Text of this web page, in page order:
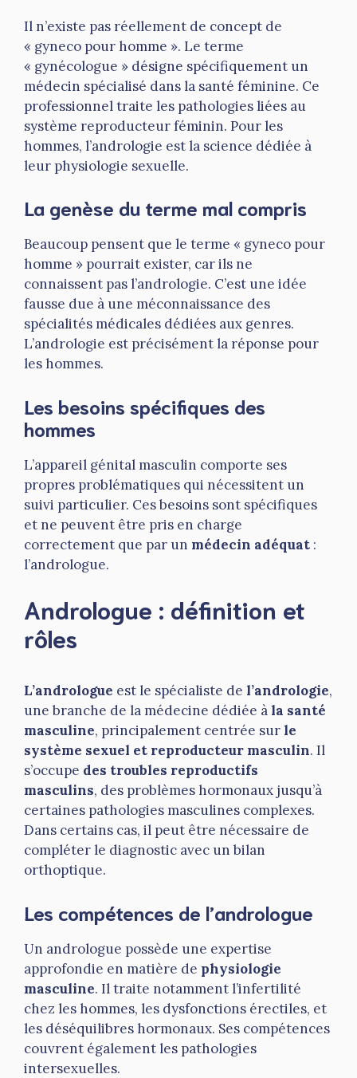
Il n’existe pas réellement de concept de
« gyneco pour homme ». Le terme
« gynécologue » désigne spécifiquement un
médecin spécialisé dans la santé féminine. Ce
professionnel traite les pathologies liées au
système reproducteur féminin. Pour les
hommes, l’andrologie est la science dédiée à
leur physiologie sexuelle.
La genèse du terme mal compris
Beaucoup pensent que le terme « gyneco pour
homme » pourrait exister, car ils ne
connaissent pas l’andrologie. C’est une idée
fausse due à une méconnaissance des
spécialités médicales dédiées aux genres.
L’andrologie est précisément la réponse pour
les hommes.
Les besoins spécifiques des
hommes
L’appareil génital masculin comporte ses
propres problématiques qui nécessitent un
suivi particulier. Ces besoins sont spécifiques
et ne peuvent être pris en charge
correctement que par un médecin adéquat :
l’andrologue.
Andrologue : définition et
rôles
L’andrologue est le spécialiste de l’andrologie,
une branche de la médecine dédiée à la santé
masculine, principalement centrée sur le
système sexuel et reproducteur masculin. Il
s’occupe des troubles reproductifs
masculins, des problèmes hormonaux jusqu’à
certaines pathologies masculines complexes.
Dans certains cas, il peut être nécessaire de
compléter le diagnostic avec un bilan
orthoptique.
Les compétences de l’andrologue
Un andrologue possède une expertise
approfondie en matière de physiologie
masculine. Il traite notamment l’infertilité
chez les hommes, les dysfonctions érectiles, et
les déséquilibres hormonaux. Ses compétences
couvrent également les pathologies
intersexuelles.